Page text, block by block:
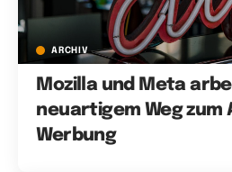
ARCHIV
Mozilla und Meta
neuartigem Weg zum
Werbung